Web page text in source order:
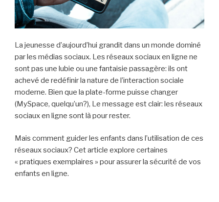
La jeunesse d’aujourd’hui grandit dans un monde dominé
par les médias sociaux. Les réseaux sociaux en ligne ne
sont pas une lubie ou une fantaisie passagère: ils ont
achevé de redéfinir la nature de l’interaction sociale
moderne. Bien que la plate-forme puisse changer
(MySpace, quelqu’un?), Le message est clair: les réseaux
sociaux en ligne sont là pour rester.
Mais comment guider les enfants dans l’utilisation de ces
réseaux sociaux? Cet article explore certaines
« pratiques exemplaires » pour assurer la sécurité de vos
enfants en ligne.